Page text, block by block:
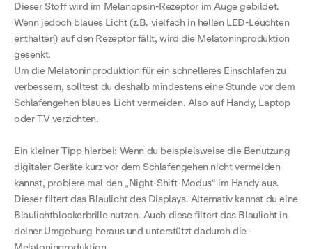
Dieser Stoff wird im Melanopsin-Rezeptor im Auge gebildet.
Wenn jedoch blaues Licht (z.B. vielfach in hellen LED-Leuchten
enthalten) auf den Rezeptor fällt, wird die Melatoninproduktion
gesenkt.
Um die Melatoninproduktion für ein schnelleres Einschlafen zu
verbessern, solltest du deshalb mindestens eine Stunde vor dem
Schlafengehen blaues Licht vermeiden. Also auf Handy, Laptop
oder TV verzichten.
Ein kleiner Tipp hierbei: Wenn du beispielsweise die Benutzung
digitaler Geräte kurz vor dem Schlafengehen nicht vermeiden
kannst, probiere mal den „Night-Shift-Modus“ im Handy aus.
Dieser filtert das Blaulicht des Displays. Alternativ kannst du eine
Blaulichtblockerbrille nutzen. Auch diese filtert das Blaulicht in
deiner Umgebung heraus und unterstützt dadurch die